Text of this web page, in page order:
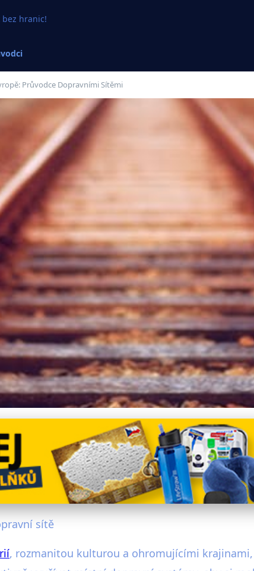
bez hranic!
Průvodce Dopravními Sítěmi
po Evropě:
sítě
, rozmanitou kulturou a ohromujícími